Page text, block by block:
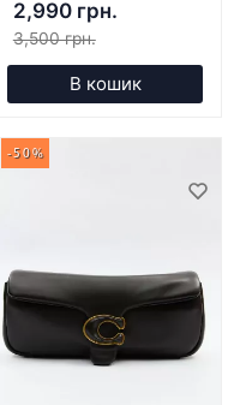
2,990 грн.
3,500 грн.
В кошик
-50%